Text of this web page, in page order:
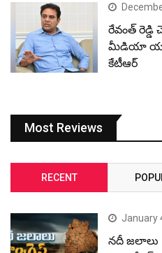
రేవంత్ రెడ్డి
మీడియా
కేటీఆర్
Most Reviews
RECENT
January
నదీ జలాలు